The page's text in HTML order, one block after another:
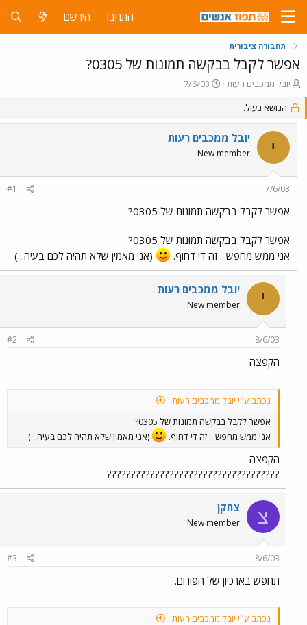
התחבר הירשם
תחבורה ציבורית
אפשר לקבל בבקשה תמונות של 0305?
פ
ו
ת
ח
נ
יובל ממכבים רעות
פ
ו
ס
ם
ב
ת
ך
7/6/03
הנושא נעול.
י יובל ממכבים רעות
New member
7/6/03
#1
אפשר לקבל בבקשה תמונות של 0305?
אפשר לקבל בבקשה תמונות של 0305?
אני ממש מחפש... זה די דחוף.
(אני מאמין שלא תהיה לכם בעיה...)
י יובל ממכבים רעות
New member
8/6/03
#2
הקפצה
נכתב ע"י יובל ממכבים רעות:
אפשר לקבל בבקשה תמונות של 0305?
אני ממש מחפש... זה די דחוף.
(אני מאמין שלא תהיה לכם בעיה...)
הקפצה
????????????????????????????????????
צ צחקן
New member
8/6/03
#3
תחפש בארכיון של הפורום.
נכתב ע"י יובל ממכבים רעות: